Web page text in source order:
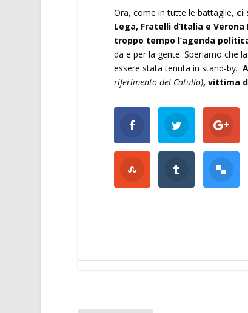
Ora, come in tutte le battaglie, ci
Lega, Fratelli d’Italia e Verona
troppo tempo l’agenda
da e per la gente. Speriamo che
essere stata tenuta in stand-by.
riferimento del Catullo), vittima